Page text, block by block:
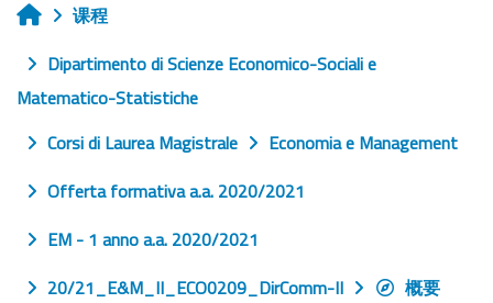
首页课程
Dipartimento di Scienze Economico-Sociali e
Matematico-Statistiche
Corsi di Laurea Magistrale
Economia e Management
Offerta formativa a.a. 2020/2021
EM - 1 anno a.a. 2020/2021
20/21_E&M_II_ECO0209_DirComm-II
概要